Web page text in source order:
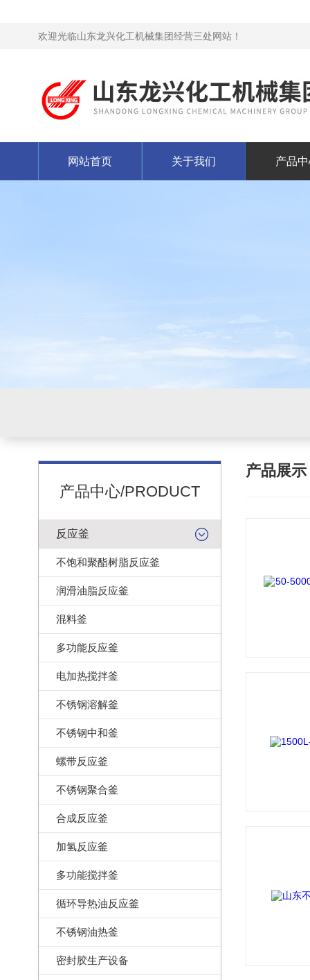
欢迎光临山东龙兴化工机械集团经营三处网站！
网站首页 关于我们 产品
产品中心/PRODUCT
反应釜
不饱和聚酯树脂反应釜
润滑油脂反应釜
混料釜
多功能反应釜
电加热搅拌釜
不锈钢溶解釜
不锈钢中和釜
螺带反应釜
不锈钢聚合釜
合成反应釜
加氢反应釜
多功能搅拌釜
循环导热油反应釜
不锈钢油热釜
密封胶生产设备
产品展示